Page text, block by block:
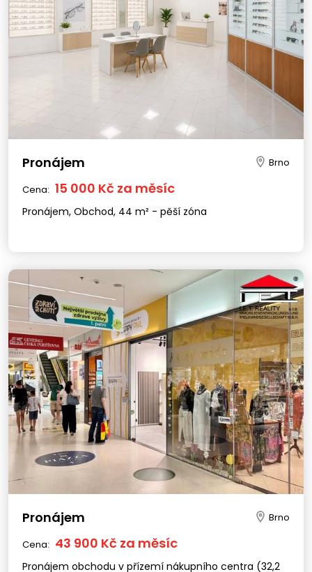
Pronájem Brno
Cena: 15 000 Kč za měsíc
Pronájem, Obchod, 44 m² - pěší zóna
Pronájem Brno
Cena: 43 900 Kč za měsíc
Pronájem obchodu v přízemí nákupního centra (32,2